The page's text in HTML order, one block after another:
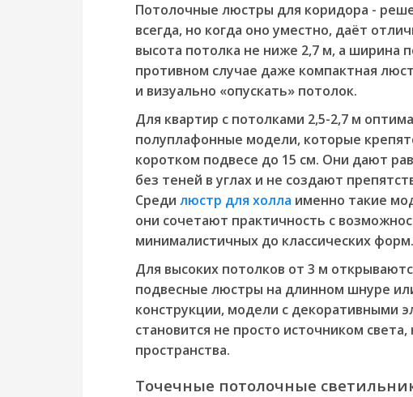
Потолочные люстры для коридора -
всегда, но когда оно уместно, даёт
высота потолка не ниже 2,7 м, а ширина
противном случае даже компактная
и визуально «опускать» потолок.
Для квартир с потолками 2,5-2,7 м
полуплафонные модели, которые
коротком подвесе до 15 см. Они дают
без теней в углах и не создают
Среди люстр для холла именно такие
они сочетают практичность с
минималистичных до классических форм.
Для высоких потолков от 3 м
подвесные люстры на длинном шнуре
конструкции, модели с декоративными
становится не просто источником
пространства.
Точечные потолочные